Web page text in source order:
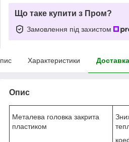
Що таке купити з Пром?
Замовлення під захистом
Характеристики Доставка
Опис
Металева головка закрита
пластиком